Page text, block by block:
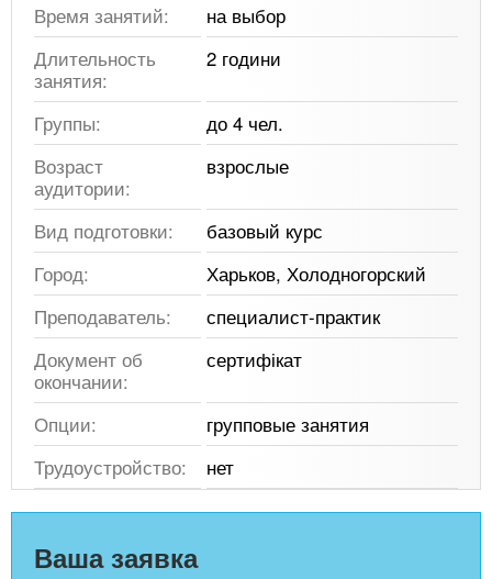
Время занятий:
на выбор
Длительность
занятия:
2 години
Группы:
до 4 чел.
Возраст
аудитории:
взрослые
Вид подготовки:
базовый курс
Город:
Харьков, Холодногорский
Преподаватель:
специалист-практик
Документ об
окончании:
сертифікат
Опции:
групповые занятия
Трудоустройство:
нет
Ваша заявка